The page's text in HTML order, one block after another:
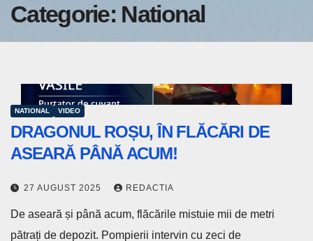
Categorie: National
NATIONAL VIDEO
DRAGONUL ROȘU, ÎN FLĂCĂRI DE
ASEARĂ PÂNĂ ACUM!
27 AUGUST 2025 REDACTIA
De aseară și până acum, flăcările mistuie mii de metri
pătrați de depozit. Pompierii intervin cu zeci de